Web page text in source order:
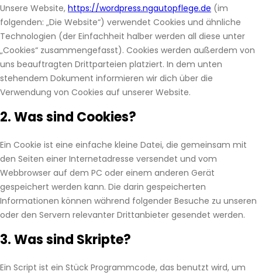
Unsere Website, https://wordpress.ngautopflege.de (im
folgenden: „Die Website“) verwendet Cookies und ähnliche
Technologien (der Einfachheit halber werden all diese unter
„Cookies“ zusammengefasst). Cookies werden außerdem von
uns beauftragten Drittparteien platziert. In dem unten
stehendem Dokument informieren wir dich über die
Verwendung von Cookies auf unserer Website.
2. Was sind Cookies?
Ein Cookie ist eine einfache kleine Datei, die gemeinsam mit
den Seiten einer Internetadresse versendet und vom
Webbrowser auf dem PC oder einem anderen Gerät
gespeichert werden kann. Die darin gespeicherten
Informationen können während folgender Besuche zu unseren
oder den Servern relevanter Drittanbieter gesendet werden.
3. Was sind Skripte?
Ein Script ist ein Stück Programmcode, das benutzt wird, um